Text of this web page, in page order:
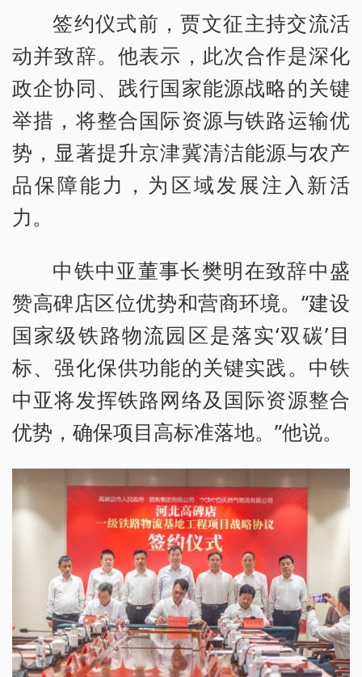
签约仪式前，贾文征主持交流活
动并致辞。他表示，此次合作是深化
政企协同、践行国家能源战略的关键
举措，将整合国际资源与铁路运输优
势，显著提升京津冀清洁能源与农产
品保障能力，为区域发展注入新活
力。
中铁中亚董事长樊明在致辞中盛
赞高碑店区位优势和营商环境。“建设
国家级铁路物流园区是落实‘双碳’目
标、强化保供功能的关键实践。中铁
中亚将发挥铁路网络及国际资源整合
优势，确保项目高标准落地。”他说。